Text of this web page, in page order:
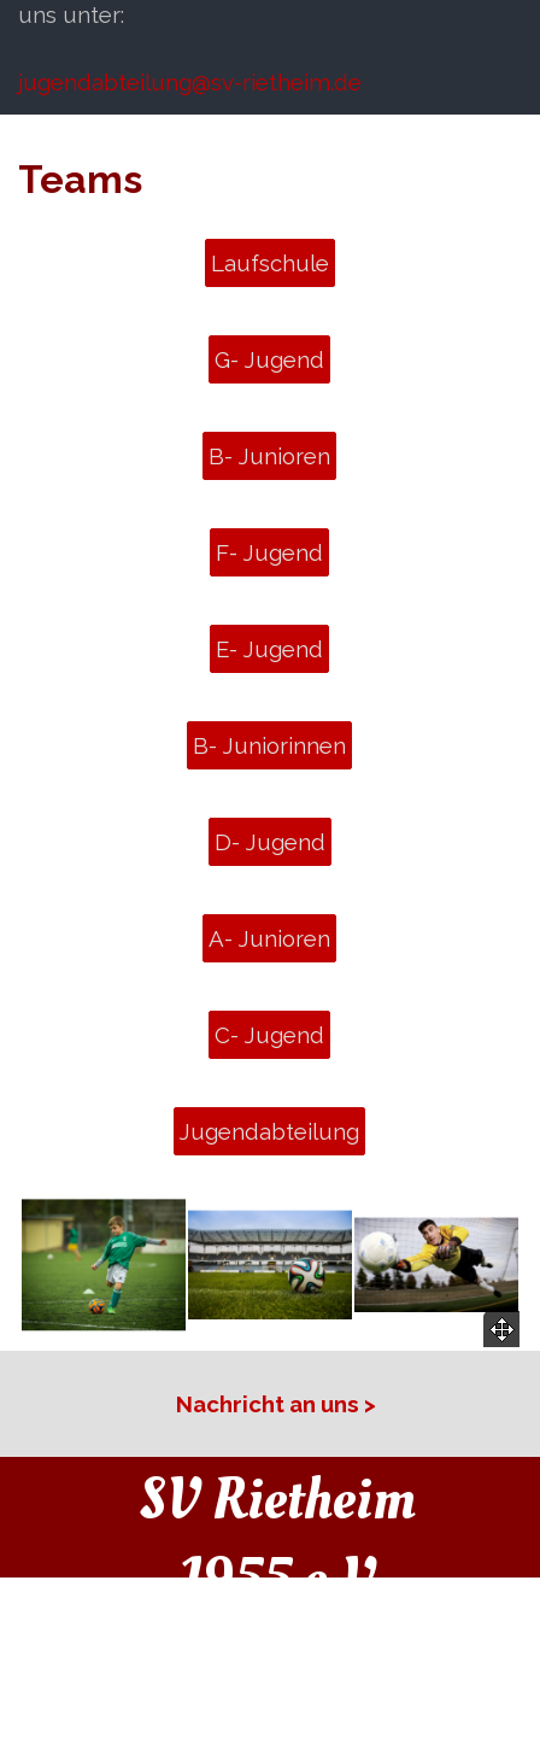
uns unter:
jugendabteilung@sv-rietheim.de
Teams
Laufschule
G- Jugend
B- Junioren
F- Jugend
E- Jugend
B- Juniorinnen
D- Jugend
A- Junioren
C- Jugend
Jugendabteilung
Nachricht an uns >
SV Rietheim
1955 e.V.